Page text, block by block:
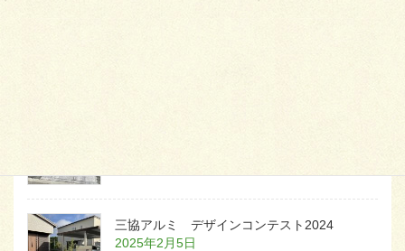
三協アルミ デザインコンテスト2024
2025年2月5日